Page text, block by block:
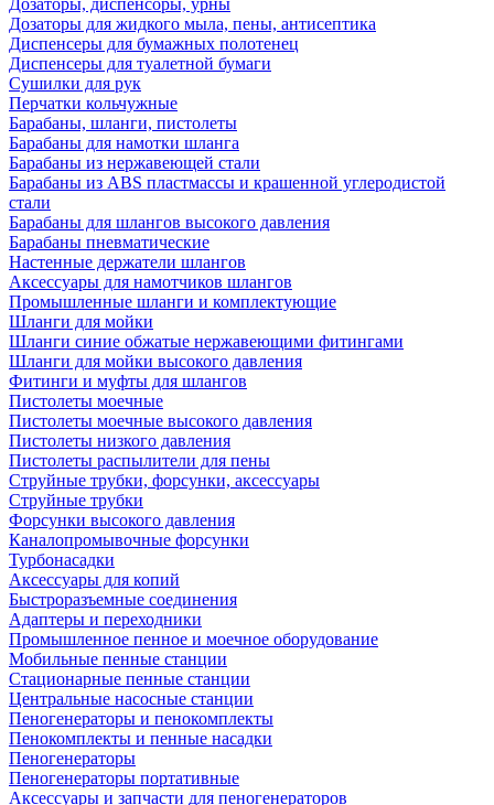
Дозаторы, диспенсоры, урны
Дозаторы для жидкого мыла, пены, антисептика
Диспенсеры для бумажных полотенец
Диспенсеры для туалетной бумаги
Сушилки для рук
Перчатки кольчужные
Барабаны, шланги, пистолеты
Барабаны для намотки шланга
Барабаны из нержавеющей стали
Барабаны из ABS пластмассы и крашенной углеродистой
стали
Барабаны для шлангов высокого давления
Барабаны пневматические
Настенные держатели шлангов
Аксессуары для намотчиков шлангов
Промышленные шланги и комплектующие
Шланги для мойки
Шланги синие обжатые нержавеющими фитингами
Шланги для мойки высокого давления
Фитинги и муфты для шлангов
Пистолеты моечные
Пистолеты моечные высокого давления
Пистолеты низкого давления
Пистолеты распылители для пены
Струйные трубки, форсунки, аксессуары
Струйные трубки
Форсунки высокого давления
Каналопромывочные форсунки
Турбонасадки
Аксессуары для копий
Быстроразъемные соединения
Адаптеры и переходники
Промышленное пенное и моечное оборудование
Мобильные пенные станции
Стационарные пенные станции
Центральные насосные станции
Пеногенераторы и пенокомплекты
Пенокомплекты и пенные насадки
Пеногенераторы
Пеногенераторы портативные
Аксессуары и запчасти для пеногенераторов